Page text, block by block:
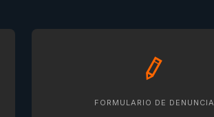
FORMULARIO DE DENUNCIA